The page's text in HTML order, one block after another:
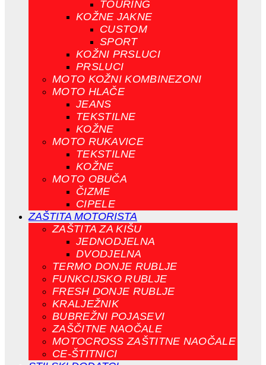
TOURING
KOŽNE JAKNE
CUSTOM
SPORT
KOŽNI PRSLUCI
PRSLUCI
MOTO KOŽNI KOMBINEZONI
MOTO HLAČE
JEANS
TEKSTILNE
KOŽNE
MOTO RUKAVICE
TEKSTILNE
KOŽNE
MOTO OBUČA
ČIZME
CIPELE
ZAŠTITA MOTORISTA
ZAŠTITA ZA KIŠU
JEDNODJELNA
DVODJELNA
TERMO DONJE RUBLJE
FUNKCIJSKO RUBLJE
FRESH DONJE RUBLJE
KRALJEŽNIK
BUBREŽNI POJASEVI
ZAŠČITNE NAOČALE
MOTOCROSS ZAŠTITNE NAOČALE
CE-ŠTITNICI